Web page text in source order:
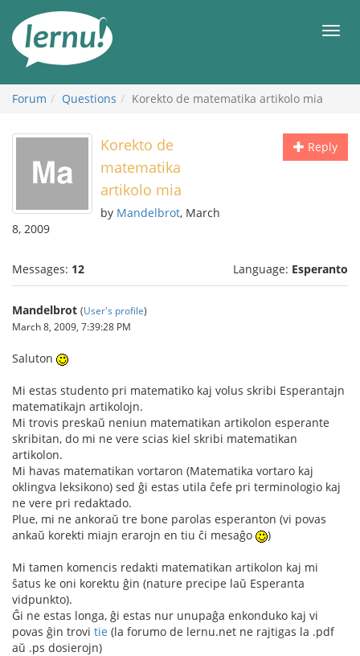
the
content
Forum Questions Korekto de matematika artikolo mia
Reply
Korekto de
matematika
artikolo mia
by Mandelbrot, March
8, 2009
Messages: 12 Language: Esperanto
Mandelbrot (User's profile)
March 8, 2009, 7:39:28 PM
Saluton
Mi estas studento pri matematiko kaj volus skribi Esperantajn
matematikajn artikolojn.
Mi trovis preskaŭ neniun matematikan artikolon esperante
skribitan, do mi ne vere scias kiel skribi matematikan
artikolon.
Mi havas matematikan vortaron (Matematika vortaro kaj
oklingva leksikono) sed ĝi estas utila ĉefe pri terminologio kaj
ne vere pri redaktado.
Plue, mi ne ankoraŭ tre bone parolas esperanton (vi povas
ankaŭ korekti miajn erarojn en tiu ĉi mesaĝo
)
Mi tamen komencis redakti matematikan artikolon kaj mi
ŝatus ke oni korektu ĝin (nature precipe laŭ Esperanta
vidpunkto).
Ĝi ne estas longa, ĝi estas nur unupaĝa enkonduko kaj vi
povas ĝin trovi tie (la forumo de lernu.net ne rajtigas la .pdf
aŭ .ps dosierojn)